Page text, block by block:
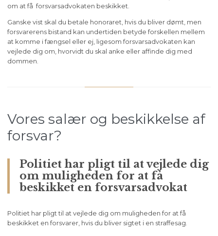
om at få forsvarsadvokaten beskikket.
Ganske vist skal du betale honoraret, hvis du bliver dømt, men
forsvarerens bistand kan undertiden betyde forskellen mellem
at komme i fængsel eller ej, ligesom forsvarsadvokaten kan
vejlede dig om, hvorvidt du skal anke eller affinde dig med
dommen.
Vores salær og beskikkelse af
forsvar?
Politiet har pligt til at vejlede dig
om muligheden for at få
beskikket en forsvarsadvokat
Politiet har pligt til at vejlede dig om muligheden for at få
beskikket en forsvarer, hvis du bliver sigtet i en straffesag.